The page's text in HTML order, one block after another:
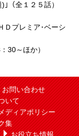
（全１２５話）
レミア･ベーシ
30～ほか）
お問い合わせ
いて
ディアポリシー
集